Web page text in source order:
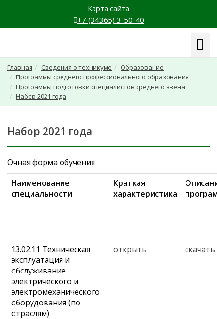
Карта сайта
+7 (34365) 3-50-40
Главная Сведения о техникуме
Образование
Программы среднего профессионального образования
Программы подготовки специалистов среднего звена
Набор 2021 года
Набор 2021 года
Очная форма обучения
Наименование
специальности
Краткая
характеристика
13.02.11 Техническая
эксплуатация и
обслуживание
электрического и
электромеханического
оборудования (по
отраслям)
открыть скачать